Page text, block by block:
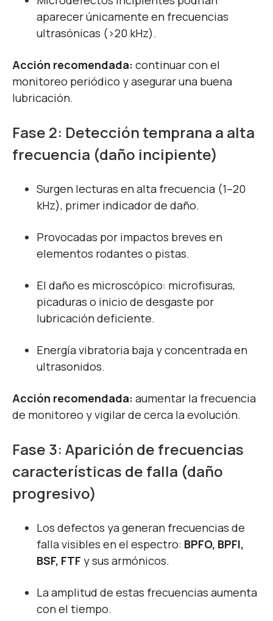
aparecer únicamente en frecuencias
ultrasónicas (>20 kHz).
Acción recomendada: continuar con el
monitoreo periódico y asegurar una buena
lubricación.
Fase 2: Detección temprana a alta
frecuencia (daño incipiente)
Surgen lecturas en alta frecuencia (1–20
kHz), primer indicador de daño.
Provocadas por impactos breves en
elementos rodantes o pistas.
El daño es microscópico: microfisuras,
picaduras o inicio de desgaste por
lubricación deficiente.
Energía vibratoria baja y concentrada en
ultrasonidos.
Acción recomendada: aumentar la frecuencia
de monitoreo y vigilar de cerca la evolución.
Fase 3: Aparición de frecuencias
características de falla (daño
progresivo)
Los defectos ya generan frecuencias de
falla visibles en el espectro: BPFO, BPFI,
BSF, FTF y sus armónicos.
La amplitud de estas frecuencias aumenta
con el tiempo.